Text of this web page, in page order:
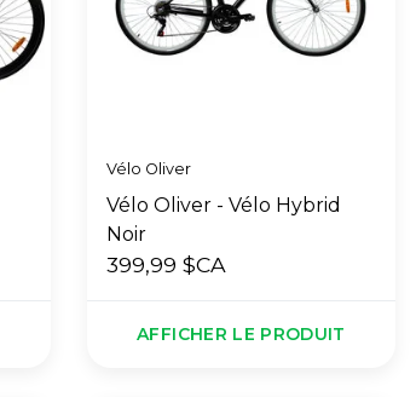
Vélo Oliver
Vélo Oliver - Vélo Hybrid
Noir
399,99 $CA
AFFICHER LE PRODUIT